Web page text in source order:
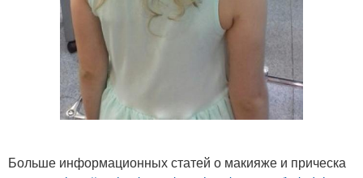
Больше информационных статей о макияже и прическа